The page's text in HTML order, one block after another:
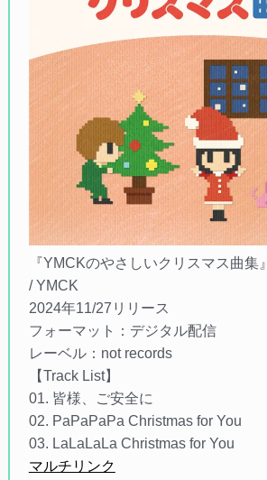
『YMCKのやさしいクリスマス曲集』
/ YMCK
2024年11/27リリース
フォーマット：デジタル配信
レーベル：not records
【Track List】
01. 皆様、ご安全に
02. PaPaPaPa Christmas for You
03. LaLaLaLa Christmas for You
マルチリンク